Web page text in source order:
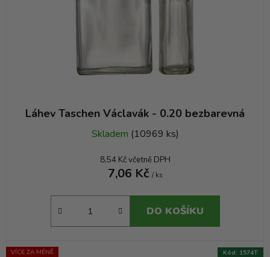
Láhev Taschen Václavák - 0.20 bezbarevná
Skladem (10969 ks)
8,54 Kč včetně DPH
7,06 Kč / ks
DO KOŠÍKU
VÍCE ZA MÉNĚ Kód: 1574T